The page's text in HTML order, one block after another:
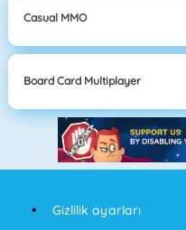
Casual MMO
Board Card Multiplayer
Gizlilik ayarları